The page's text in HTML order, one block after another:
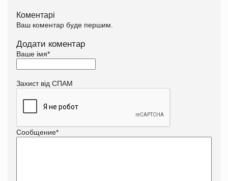
Коментарі
Ваш коментар буде першим.
Додати коментар
Ваше імя*
Захист від СПАМ
Сообщение*